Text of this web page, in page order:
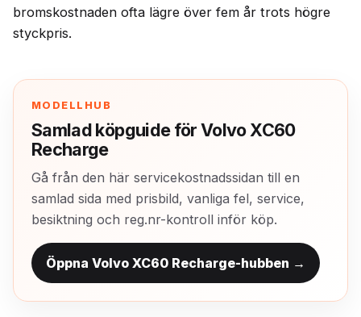
bromskostnaden ofta lägre över fem år trots högre
styckpris.
MODELLHUB
Samlad köpguide för Volvo XC60
Recharge
Gå från den här servicekostnadssidan till en
samlad sida med prisbild, vanliga fel, service,
besiktning och reg.nr-kontroll inför köp.
Öppna Volvo XC60 Recharge-hubben →